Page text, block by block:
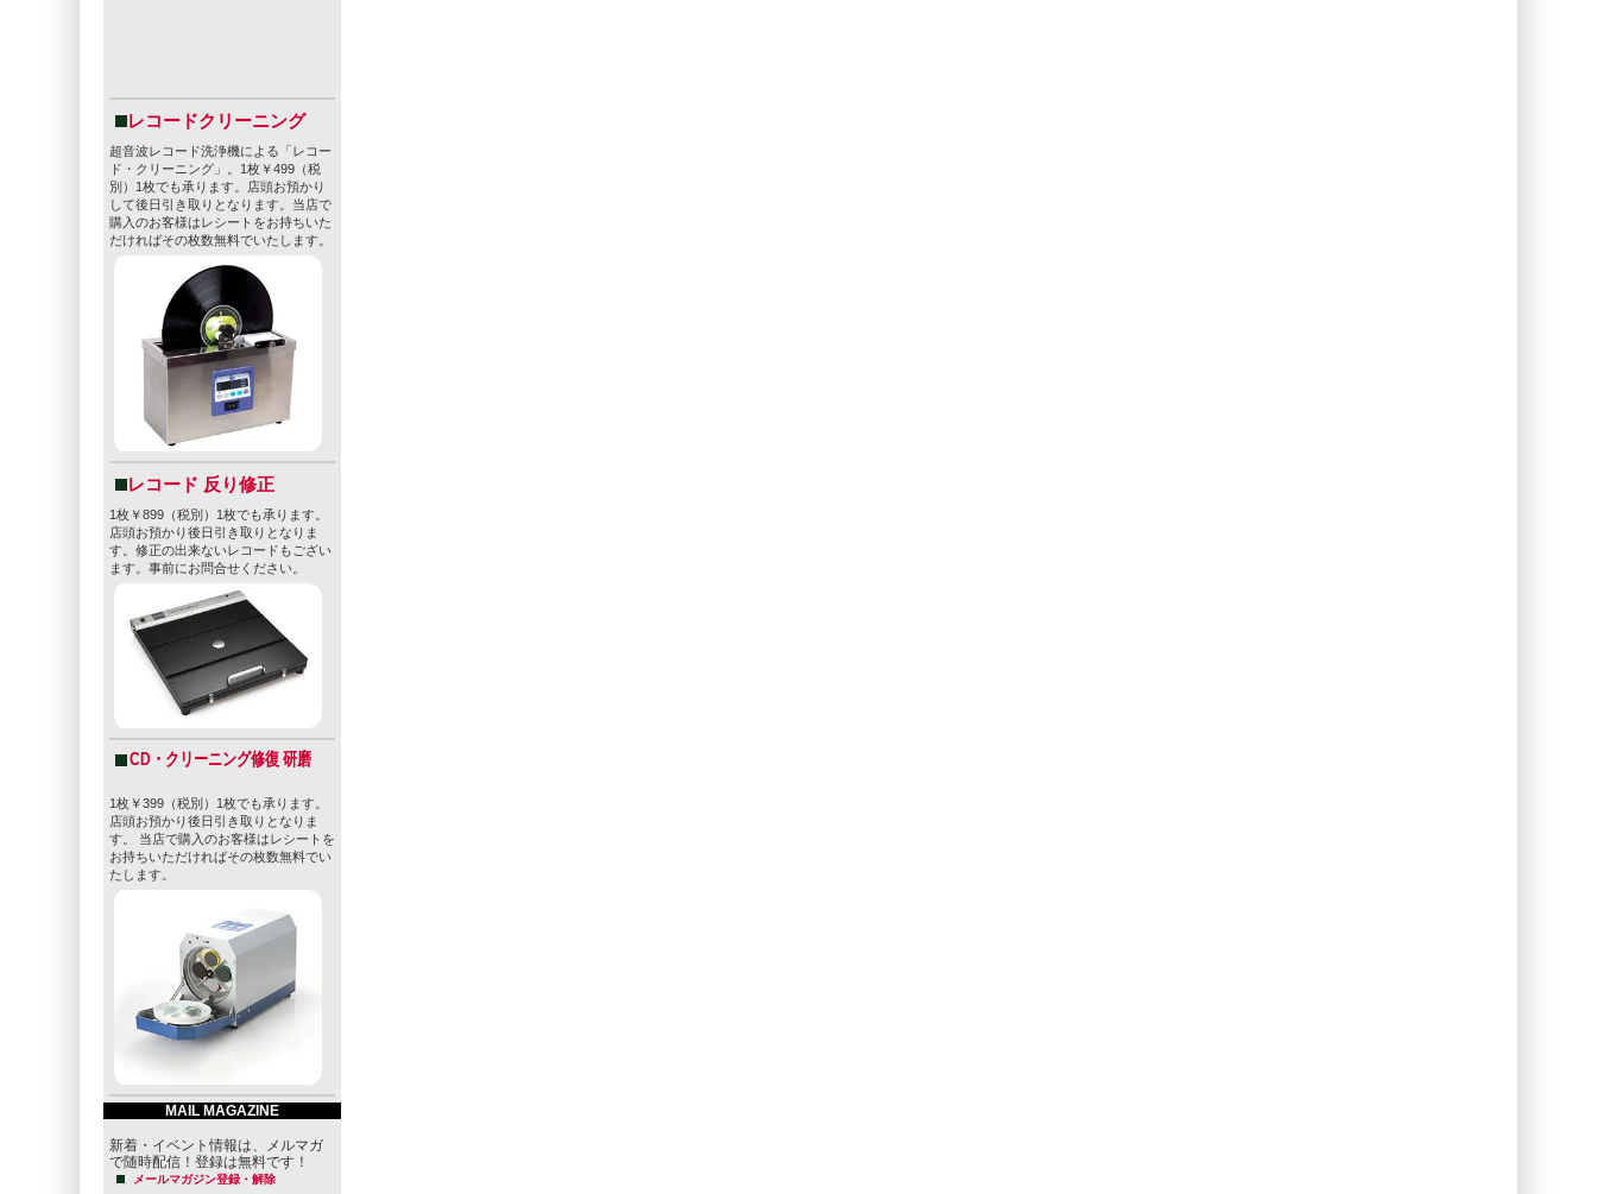
レコードクリーニング
超音波レコード洗浄機による「レコー
ド・クリーニング」。1枚￥499（税
別）1枚でも承ります。店頭お預かり
して後日引き取りとなります。当店で
購入のお客様はレシートをお持ちいた
だければその枚数無料でいたします。
レコード 反り修正
1枚￥899（税別）1枚でも承ります。
店頭お預かり後日引き取りとなりま
す。修正の出来ないレコードもござい
ます。事前にお問合せください。
CD・クリーニング修復 研磨
1枚￥399（税別）1枚でも承ります。
店頭お預かり後日引き取りとなりま
す。 当店で購入のお客様はレシートを
お持ちいただければその枚数無料でい
たします。
MAIL MAGAZINE
新着・イベント情報は、メルマガ
で随時配信！登録は無料です！
メールマガジン登録・解除